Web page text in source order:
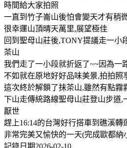
時間給大家拍照
一直到竹子崙山後怕會變天才有稍
很幸運山頂晴天萬里,展望極佳
回到聖母山莊後,TONY提議走一小
茶山
我們走了一小段就折返了~~因為一
不如就在原地好好品味美景,拍拍照
這次終於解鎖了抹茶山,雖然有點霧
下山走傳統路線聖母山莊登山步道,
厭世
趕上16:14的台灣好行搭車到礁溪轉
非常完美又愉快的一天(完成歐都納
記錄日期2026-02-10